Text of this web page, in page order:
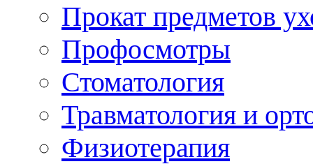
Прокат предметов
Профосмотры
Стоматология
Травматология и
Физиотерапия